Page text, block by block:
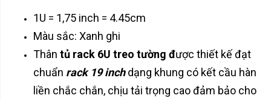
1U = 1,75 inch = 4.45cm
Màu sắc: Xanh ghi
Thân tủ rack 6U treo tường được thiết kế đạt
chuẩn rack 19 inchdạng khung có kết cầu hàn
liền chắc chắn, chịu tải trọng cao đảm bảo cho